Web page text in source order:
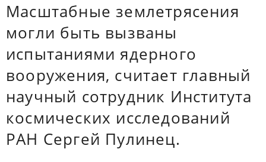
Масштабные землетрясения
могли быть вызваны
испытаниями ядерного
вооружения, считает главный
научный сотрудник Института
космических исследований
РАН Сергей Пулинец.